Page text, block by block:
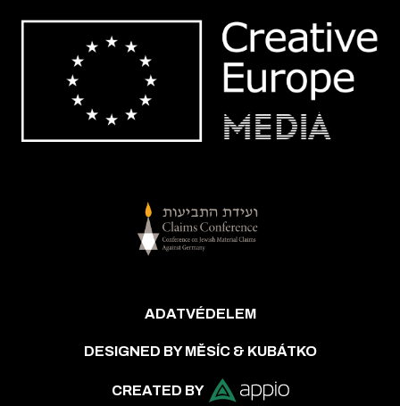
ADATVÉDELEM
DESIGNED BY MĚSÍC & KUBÁTKO
CREATED BY